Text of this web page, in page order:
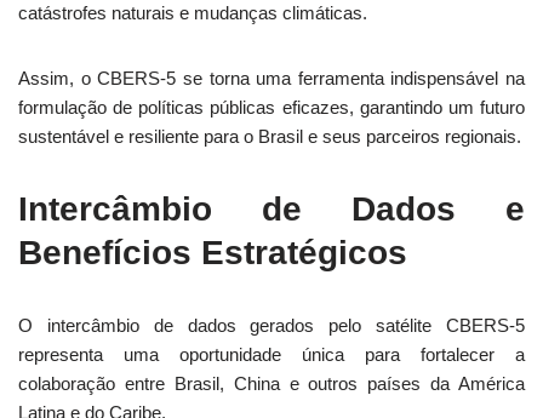
catástrofes naturais e mudanças climáticas.
Assim, o CBERS-5 se torna uma ferramenta indispensável na
formulação de políticas públicas eficazes, garantindo um futuro
sustentável e resiliente para o Brasil e seus parceiros regionais.
Intercâmbio de Dados e
Benefícios Estratégicos
O intercâmbio de dados gerados pelo satélite CBERS-5
representa uma oportunidade única para fortalecer a
colaboração entre Brasil, China e outros países da América
Latina e do Caribe.